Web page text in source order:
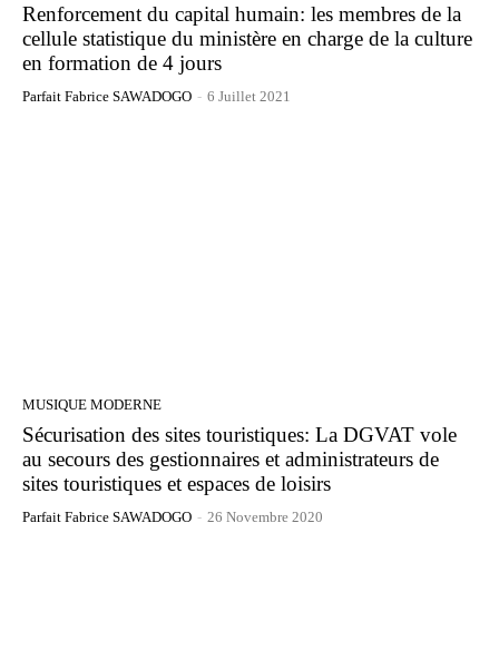
Renforcement du capital humain: les membres de la
cellule statistique du ministère en charge de la culture
en formation de 4 jours
Parfait Fabrice SAWADOGO - 6 Juillet 2021
MUSIQUE MODERNE
Sécurisation des sites touristiques: La DGVAT vole
au secours des gestionnaires et administrateurs de
sites touristiques et espaces de loisirs
Parfait Fabrice SAWADOGO - 26 Novembre 2020